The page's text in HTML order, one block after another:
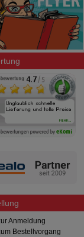
Anmeldung
Bestellvorgang